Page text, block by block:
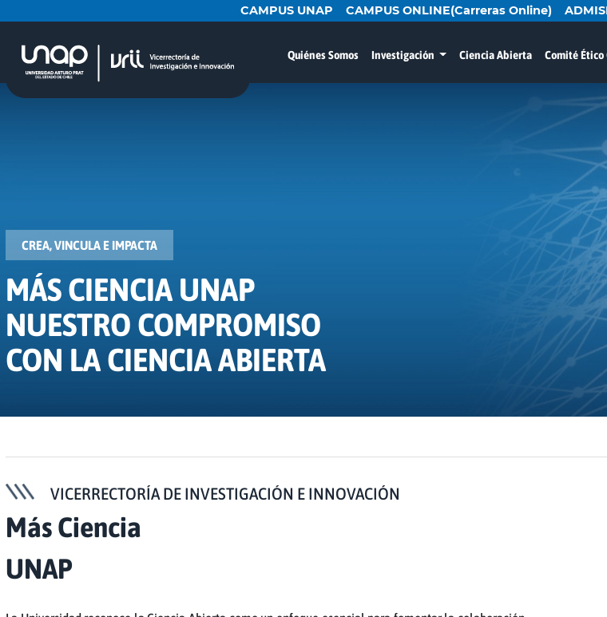
CAMPUS UNAP CAMPUS ONLINE(Carreras Online)
Quiénes Somos Investigación Ciencia Abierta Comité
CREA, VINCULA E IMPACTA
MÁS CIENCIA UNAP
NUESTRO COMPROMISO
CON LA CIENCIA ABIERTA
VICERRECTORÍA DE INVESTIGACIÓN E INNOVACIÓN
Más Ciencia
UNAP